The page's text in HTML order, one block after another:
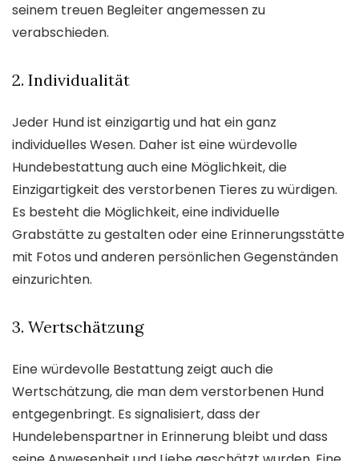
seinem treuen Begleiter angemessen zu
verabschieden.
2. Individualität
Jeder Hund ist einzigartig und hat ein ganz
individuelles Wesen. Daher ist eine würdevolle
Hundebestattung auch eine Möglichkeit, die
Einzigartigkeit des verstorbenen Tieres zu würdigen.
Es besteht die Möglichkeit, eine individuelle
Grabstätte zu gestalten oder eine Erinnerungsstätte
mit Fotos und anderen persönlichen Gegenständen
einzurichten.
3. Wertschätzung
Eine würdevolle Bestattung zeigt auch die
Wertschätzung, die man dem verstorbenen Hund
entgegenbringt. Es signalisiert, dass der
Hundelebenspartner in Erinnerung bleibt und dass